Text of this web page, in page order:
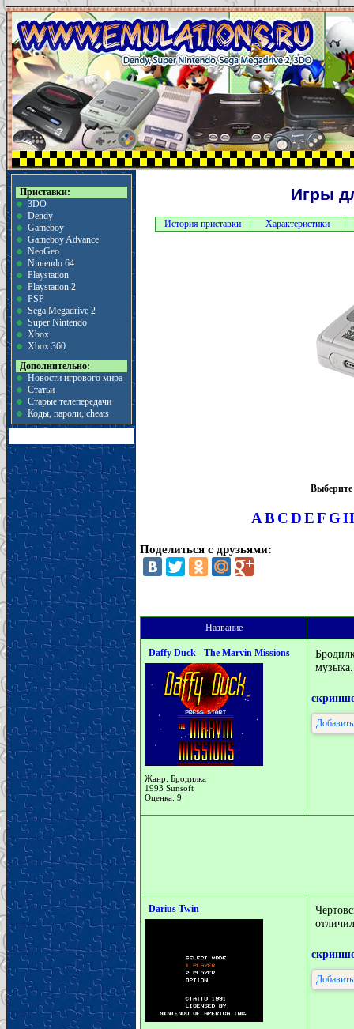
Приставки:
3DO
Dendy
Gameboy
Gameboy Advance
NeoGeo
Nintendo 64
Playstation
Playstation 2
PSP
Sega Megadrive 2
Super Nintendo
Xbox
Xbox 360
Дополнительно:
Новости игрового мира
Статьи
Старые телепередачи
Коды, пароли, cheats
Игры
История приставки Характеристики
Выберите
AB CDEF GH
Поделиться с друзьями:
Название
Daffy Duck - The Marvin Missions
Жанр: Бродилка
1993 Sunsoft
Оценка: 9
Darius Twin